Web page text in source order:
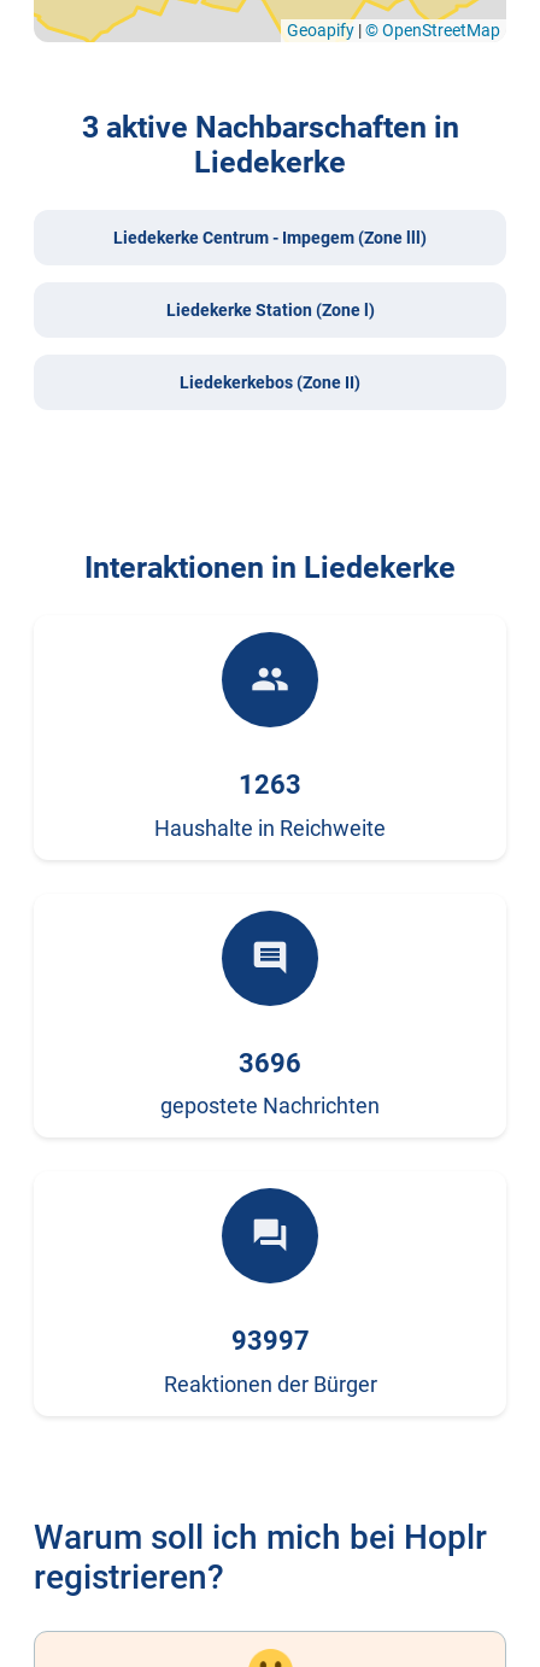
Geoapify |© OpenStreetMap
3 aktive Nachbarschaften in
Liedekerke
Liedekerke Centrum - Impegem (Zone lll)
Liedekerke Station (Zone l)
Liedekerkebos (Zone II)
Interaktionen in Liedekerke
people
1263
Haushalte in Reichweite
comment
3696
gepostete Nachrichten
forum
93997
Reaktionen der Bürger
Warum soll ich mich bei Hoplr
registrieren?